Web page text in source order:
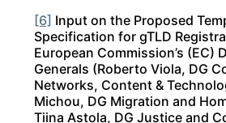
[6] Input on the Proposed
Specification for gTLD
European Commission’s (EC)
Generals (Roberto Viola, DG
Networks, Content &
Michou, DG Migration and
Tiina Astola, DG Justice and